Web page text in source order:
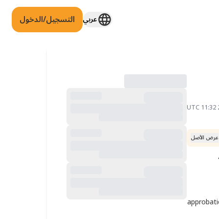
عربي التسجيل/الدخول
عرض الأصل